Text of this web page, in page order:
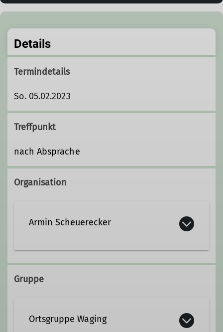
Details
Termindetails
So. 05.02.2023
Treffpunkt
nach Absprache
Organisation
Armin Scheuerecker
+49 151 56424748
Trainer*in C Skibergsteigen
Gruppe
Ortsgruppe Waging